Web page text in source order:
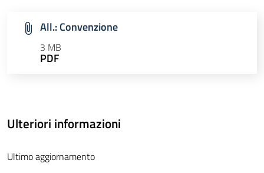
All.: Convenzione
3 MB
PDF
Ulteriori informazioni
Ultimo aggiornamento